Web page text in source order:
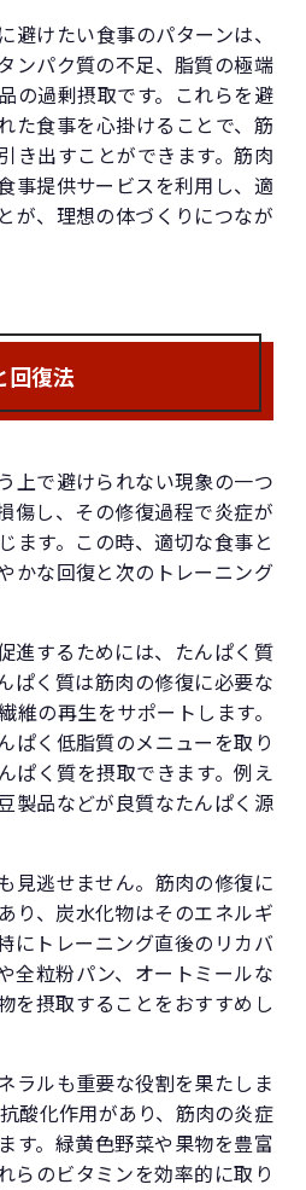
避けたい食事のパターンは、
ンパク質の不足、脂質の極端
の過剰摂取です。これらを避
た食事を心掛けることで、筋
き出すことができます。筋肉
事提供サービスを利用し、適
が、理想の体づくりにつなが
回復法
上で避けられない現象の一つ
傷し、その修復過程で炎症が
ます。この時、適切な食事と
かな回復と次のトレーニング
進するためには、たんぱく質
ぱく質は筋肉の修復に必要な
維の再生をサポートします。
ぱく低脂質のメニューを取り
ぱく質を摂取できます。例え
製品などが良質なたんぱく源
見逃せません。筋肉の修復に
り、炭水化物はそのエネルギ
にトレーニング直後のリカバ
全粒粉パン、オートミールな
を摂取することをおすすめし
ラルも重要な役割を果たしま
酸化作用があり、筋肉の炎症
す。緑黄色野菜や果物を豊富
らのビタミンを効率的に取り